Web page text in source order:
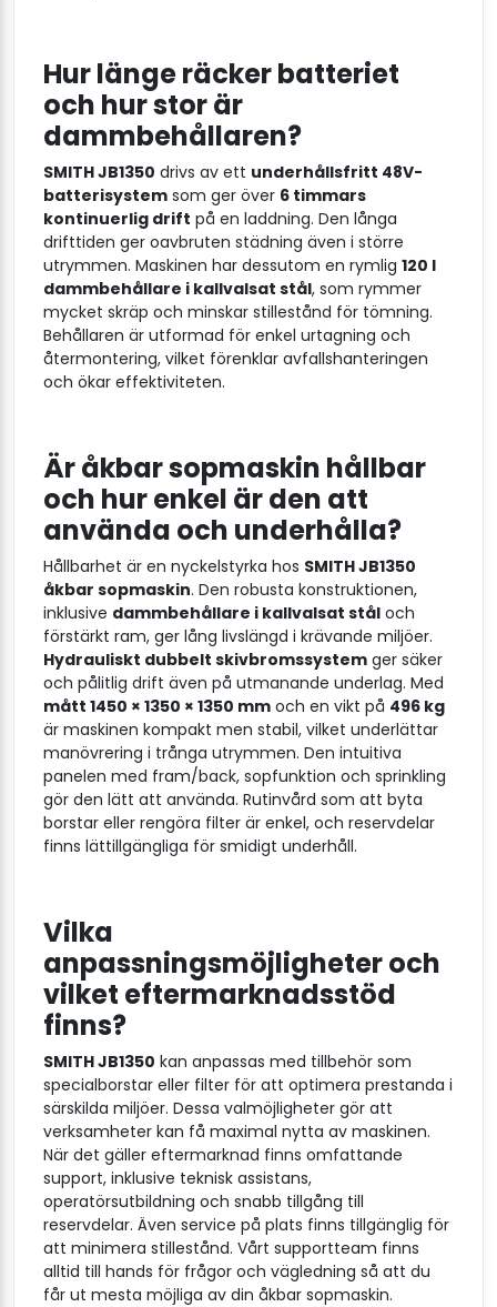
Hur länge räcker batteriet
och hur stor är
dammbehållaren?
SMITH JB1350 drivs av ett underhållsfritt 48V-
batterisystem som ger över 6 timmars
kontinuerlig drift på en laddning. Den långa
drifttiden ger oavbruten städning även i större
utrymmen. Maskinen har dessutom en rymlig 120 l
dammbehållare i kallvalsat stål, som rymmer
mycket skräp och minskar stillestånd för tömning.
Behållaren är utformad för enkel urtagning och
återmontering, vilket förenklar avfallshanteringen
och ökar effektiviteten.
Är åkbar sopmaskin hållbar
och hur enkel är den att
använda och underhålla?
Hållbarhet är en nyckelstyrka hos SMITH JB1350
åkbar sopmaskin. Den robusta konstruktionen,
inklusive dammbehållare i kallvalsat stål och
förstärkt ram, ger lång livslängd i krävande miljöer.
Hydrauliskt dubbelt skivbromssystem ger säker
och pålitlig drift även på utmanande underlag. Med
mått 1450 × 1350 × 1350 mm och en vikt på 496 kg
är maskinen kompakt men stabil, vilket underlättar
manövrering i trånga utrymmen. Den intuitiva
panelen med fram/back, sopfunktion och sprinkling
gör den lätt att använda. Rutinvård som att byta
borstar eller rengöra filter är enkel, och reservdelar
finns lättillgängliga för smidigt underhåll.
Vilka
anpassningsmöjligheter och
vilket eftermarknadsstöd
finns?
SMITH JB1350 kan anpassas med tillbehör som
specialborstar eller filter för att optimera prestanda i
särskilda miljöer. Dessa valmöjligheter gör att
verksamheter kan få maximal nytta av maskinen.
När det gäller eftermarknad finns omfattande
support, inklusive teknisk assistans,
operatörsutbildning och snabb tillgång till
reservdelar. Även service på plats finns tillgänglig för
att minimera stillestånd. Vårt supportteam finns
alltid till hands för frågor och vägledning så att du
får ut mesta möjliga av din åkbar sopmaskin.